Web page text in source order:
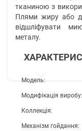
тканиною з
Плями жиру або
відшліфувати
металу.
Модель:
Модифікація виробу:
Коллекція:
Механізм гойдання: